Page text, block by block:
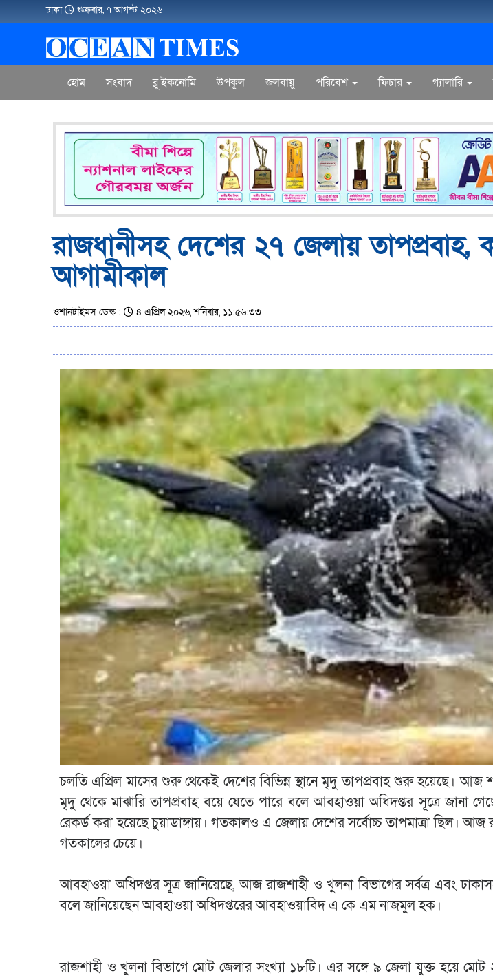
ঢাকা শুক্রবার, ৭ আগস্ট ২০২৬
হোম সংবাদ ব্লু ইকনোমি উপকূল জলবায়ু পরিবেশ ফিচার গ্যালারি
রাজধানীসহ দেশের ২৭ জেলায় তাপপ্রবাহ,
আগামীকাল
ওশানটাইমস ডেস্ক : ৪ এপ্রিল ২০২৬, শনিবার, ১১:৫৬:৩৩
চলতি এপ্রিল মাসের শুরু থেকেই দেশের বিভিন্ন স্থানে মৃদু তাপপ্রবাহ শুরু হয়েছে। আজ
মৃদু থেকে মাঝারি তাপপ্রবাহ বয়ে যেতে পারে বলে আবহাওয়া অধিদপ্তর সূত্রে জানা
রেকর্ড করা হয়েছে চুয়াডাঙ্গায়। গতকালও এ জেলায় দেশের সর্বোচ্চ তাপমাত্রা ছিল। আজ
গতকালের চেয়ে।
আবহাওয়া অধিদপ্তর সূত্র জানিয়েছে, আজ রাজশাহী ও খুলনা বিভাগের সর্বত্র এবং
বলে জানিয়েছেন আবহাওয়া অধিদপ্তরের আবহাওয়াবিদ এ কে এম নাজমুল হক।
রাজশাহী ও খুলনা বিভাগে মোট জেলার সংখ্যা ১৮টি। এর সঙ্গে ৯ জেলা যুক্ত হয়ে মোট